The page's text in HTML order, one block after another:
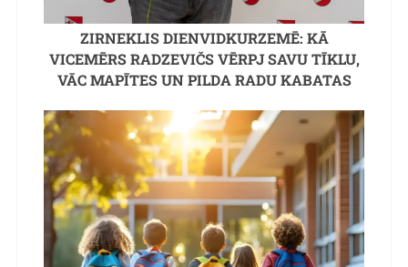
ZIRNEKLIS DIENVIDKURZEMĒ: KĀ
VICEMĒRS RADZEVIČS VĒRPJ SAVU TĪKLU,
VĀC MAPĪTES UN PILDA RADU KABATAS